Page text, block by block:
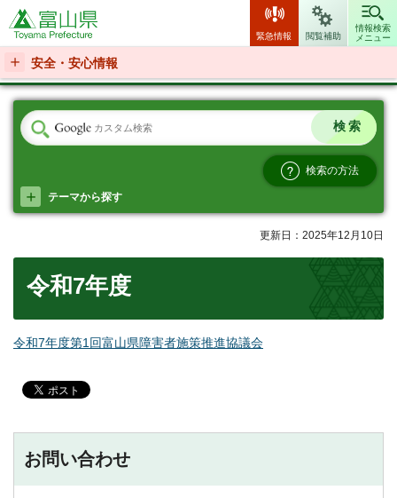
富山県
緊急情報 閲覧補助
情報検索
メニュー
安全・安心情報
検索の方法
テーマから探す
更新日：2025年12月10日
令和7年度
令和7年度第1回富山県障害者施策推進協議会
お問い合わせ